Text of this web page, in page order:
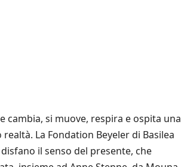
cambia, si muove, respira e ospita una
La Fondation Beyeler di Basilea
il senso del presente, che